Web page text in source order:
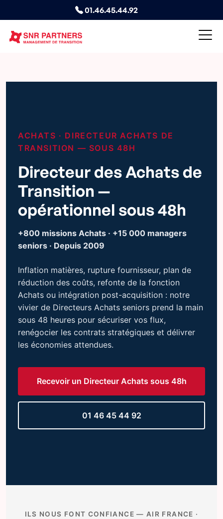
01.46.45.44.92
ACHATS · DIRECTEUR ACHATS DE
TRANSITION — SOUS 48H
Directeur des Achats de
Transition —
opérationnel sous 48h
+800 missions Achats · +15 000 managers
seniors · Depuis 2009
Inflation matières, rupture fournisseur, plan de
réduction des coûts, refonte de la fonction
Achats ou intégration post-acquisition : notre
vivier de Directeurs Achats seniors prend la main
sous 48 heures pour sécuriser vos flux,
renégocier les contrats stratégiques et délivrer
les économies attendues.
Recevoir un Directeur Achats sous 48h
01 46 45 44 92
ILS NOUS FONT CONFIANCE — AIR FRANCE ·